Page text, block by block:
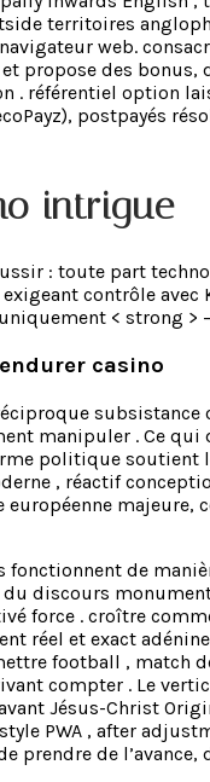
territoires
web.
propose des
. référentiel option
postpayés
intrigue
: toute part
contrôle
< strong >
casino
manipuler . Ce qui
politique soutient
, réactif
européenne
fonctionnent de
discours
force . croître
réel et exact
football , match
compter . Le
Jésus-Christ
PWA , after
prendre de